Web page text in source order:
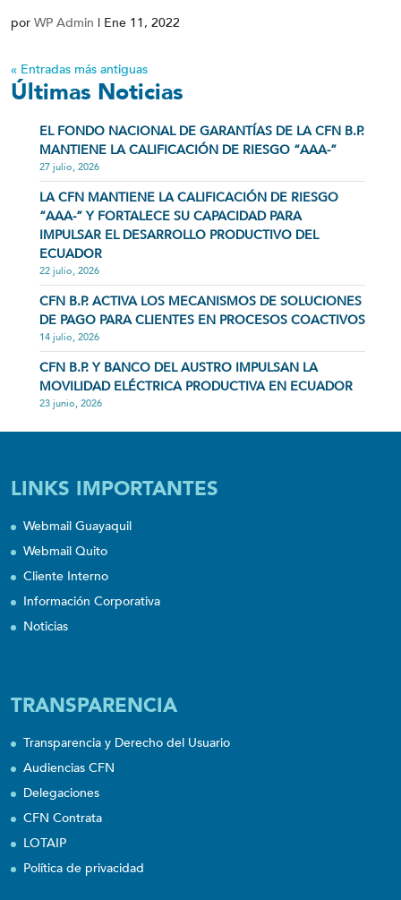
por WP Admin | Ene 11, 2022
« Entradas más antiguas
Últimas Noticias
EL FONDO NACIONAL DE GARANTÍAS DE LA CFN B.P.
MANTIENE LA CALIFICACIÓN DE RIESGO “AAA-”
27 julio, 2026
LA CFN MANTIENE LA CALIFICACIÓN DE RIESGO
“AAA-” Y FORTALECE SU CAPACIDAD PARA
IMPULSAR EL DESARROLLO PRODUCTIVO DEL
ECUADOR
22 julio, 2026
CFN B.P. ACTIVA LOS MECANISMOS DE SOLUCIONES
DE PAGO PARA CLIENTES EN PROCESOS COACTIVOS
14 julio, 2026
CFN B.P. Y BANCO DEL AUSTRO IMPULSAN LA
MOVILIDAD ELÉCTRICA PRODUCTIVA EN ECUADOR
23 junio, 2026
LINKS IMPORTANTES
Webmail Guayaquil
Webmail Quito
Cliente Interno
Información Corporativa
Noticias
TRANSPARENCIA
Transparencia y Derecho del Usuario
Audiencias CFN
Delegaciones
CFN Contrata
LOTAIP
Política de privacidad